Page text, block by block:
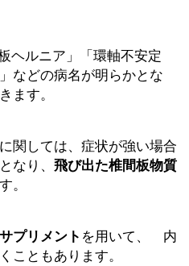
ヘルニア」「環軸不安定
などの病名が明らかとな
ます。
関しては、症状が強い場合
なり、 飛び出た椎間板物質
。
プリメント を用いて、 内
こともあります。